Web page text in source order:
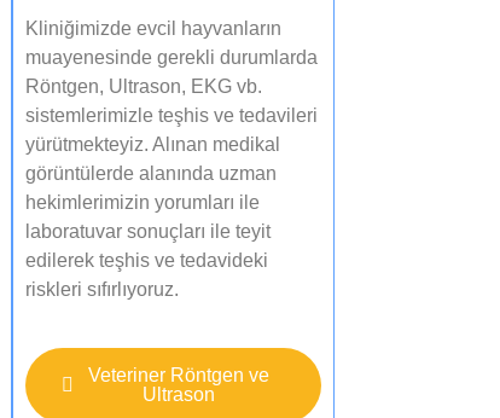
Kliniğimizde evcil hayvanların
muayenesinde gerekli durumlarda
Röntgen, Ultrason, EKG vb.
sistemlerimizle teşhis ve tedavileri
yürütmekteyiz. Alınan medikal
görüntülerde alanında uzman
hekimlerimizin yorumları ile
laboratuvar sonuçları ile teyit
edilerek teşhis ve tedavideki
riskleri sıfırlıyoruz.​
Veteriner Röntgen ve
Ultrason